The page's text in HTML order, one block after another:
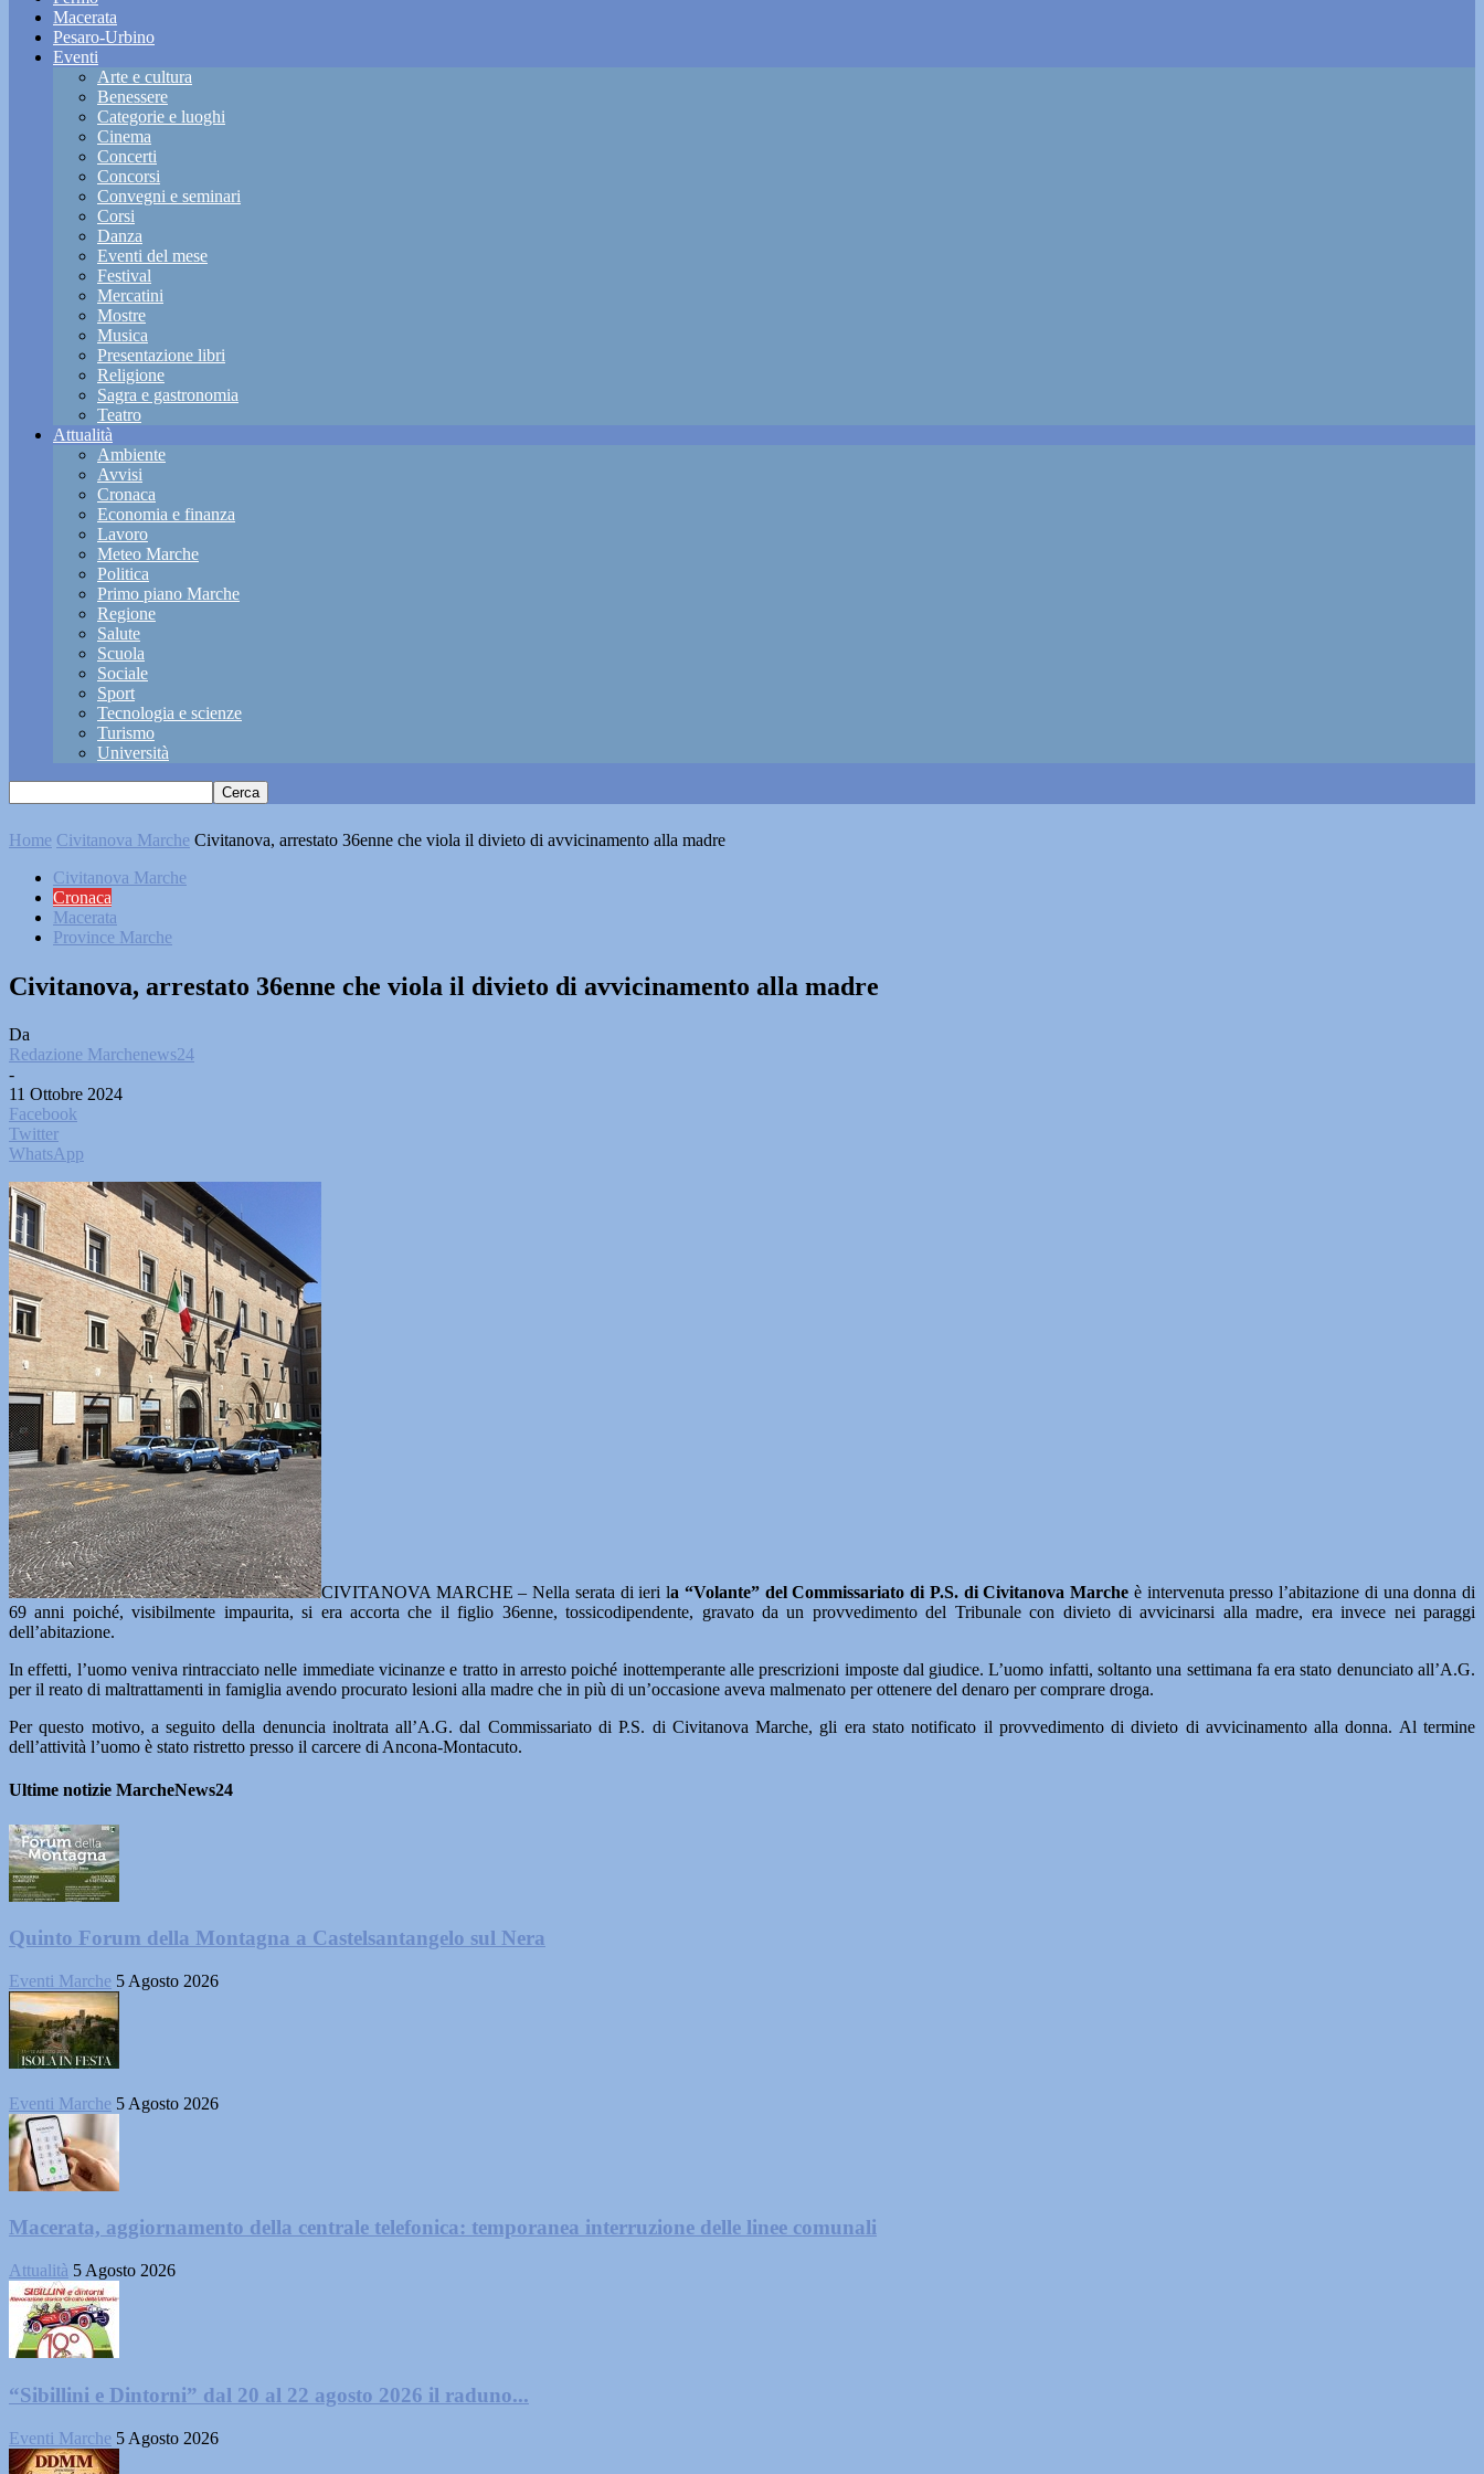
Macerata
Pesaro-Urbino
Eventi
Arte e cultura
Benessere
Categorie e luoghi
Cinema
Concerti
Concorsi
Convegni e seminari
Corsi
Danza
Eventi del mese
Festival
Mercatini
Mostre
Musica
Presentazione libri
Religione
Sagra e gastronomia
Teatro
Attualità
Ambiente
Avvisi
Cronaca
Economia e finanza
Lavoro
Meteo Marche
Politica
Primo piano Marche
Regione
Salute
Scuola
Sociale
Sport
Tecnologia e scienze
Turismo
Università
Home Civitanova Marche Civitanova, arrestato 36enne che viola il divieto di avvicinamento alla madre
Civitanova Marche
Cronaca
Macerata
Province Marche
Civitanova, arrestato 36enne che viola il divieto di avvicinamento alla madre
Da
Redazione Marchenews24
-
11 Ottobre 2024
Facebook
Twitter
WhatsApp
CIVITANOVA MARCHE – Nella serata di ieri la “Volante” del Commissariato di P.S. di Civitanova Marche è intervenuta presso l’abitazione di una donna di
69 anni poiché, visibilmente impaurita, si era accorta che il figlio 36enne, tossicodipendente, gravato da un provvedimento del Tribunale con divieto di avvicinarsi alla madre, era invece nei paraggi
dell’abitazione.
In effetti, l’uomo veniva rintracciato nelle immediate vicinanze e tratto in arresto poiché inottemperante alle prescrizioni imposte dal giudice. L’uomo infatti, soltanto una settimana fa era stato denunciato all’A.G.
per il reato di maltrattamenti in famiglia avendo procurato lesioni alla madre che in più di un’occasione aveva malmenato per ottenere del denaro per comprare droga.
Per questo motivo, a seguito della denuncia inoltrata all’A.G. dal Commissariato di P.S. di Civitanova Marche, gli era stato notificato il provvedimento di divieto di avvicinamento alla donna. Al termine
dell’attività l’uomo è stato ristretto presso il carcere di Ancona-Montacuto.
Ultime notizie MarcheNews24
Quinto Forum della Montagna a Castelsantangelo sul Nera
Eventi Marche 5 Agosto 2026
Eventi Marche 5 Agosto 2026
Macerata, aggiornamento della centrale telefonica: temporanea interruzione delle linee comunali
Attualità 5 Agosto 2026
“Sibillini e Dintorni” dal 20 al 22 agosto 2026 il raduno...
Eventi Marche 5 Agosto 2026